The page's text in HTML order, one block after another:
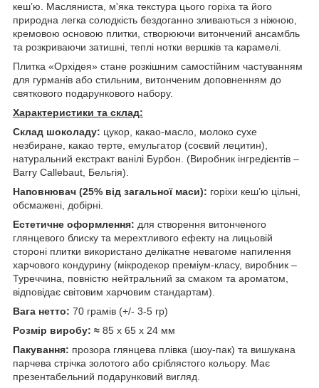
кеш’ю. Масляниста, м'яка текстура цього горіха та його
природна легка солодкість бездоганно зливаються з ніжною,
кремовою основою плитки, створюючи витончений ансамбль
та розкриваючи затишні, теплі нотки вершків та карамелі.
Плитка «Орхідея» стане розкішним самостійним частуванням
для гурманів або стильним, витонченим доповненням до
святкового подарункового набору.
Характеристики та склад:
Склад шоколаду: цукор, какао-масло, молоко сухе
незбиране, какао терте, емульгатор (соєвий лецитин),
натуральний екстракт ванілі Бурбон. (Виробник інгредієнтів –
Barry Callebaut, Бельгія).
Наповнювач (25% від загальної маси): горіхи кеш’ю цільні,
обсмажені, добірні.
Естетичне оформлення: для створення витонченого
глянцевого блиску та мерехтливого ефекту на лицьовій
стороні плитки використано делікатне невагоме напилення
харчового кондурину (мікродекор преміум-класу, виробник –
Туреччина, повністю нейтральний за смаком та ароматом,
відповідає світовим харчовим стандартам).
Вага нетто: 70 грамів (+/- 3-5 гр)
Розмір виробу: ≈ 85 х 65 х 24 мм
Пакування: прозора глянцева плівка (шоу-пак) та вишукана
парчева стрічка золотого або сріблястого кольору. Має
презентабельний подарунковий вигляд.